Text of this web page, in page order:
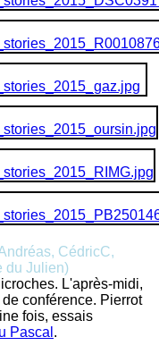
CédricC,
du Julien)
L'après-midi,
conférence. Pierrot
fois, essais
Pascal .